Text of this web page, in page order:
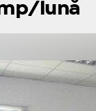
lună